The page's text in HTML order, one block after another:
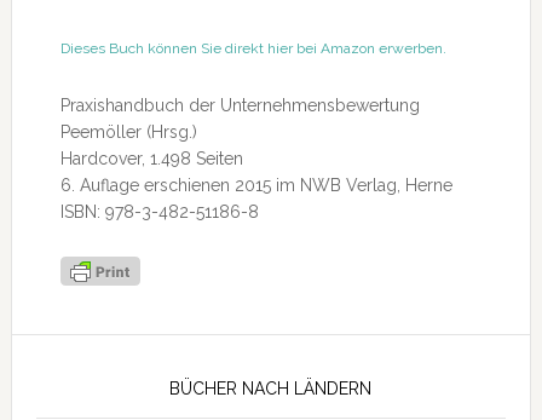
Dieses Buch können Sie direkt hier bei Amazon erwerben.
Praxishandbuch der Unternehmensbewertung
Peemöller (Hrsg.)
Hardcover, 1.498 Seiten
6. Auflage erschienen 2015 im NWB Verlag, Herne
ISBN: 978-3-482-51186-8
BÜCHER NACH LÄNDERN